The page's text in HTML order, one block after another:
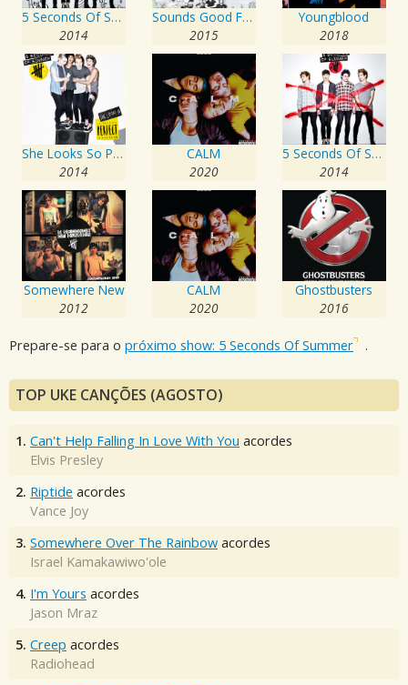
5 Seconds Of Summer
2014
Sounds Good Feels Good
2015
Youngblood
2018
She Looks So Perfect
2014
CALM
2020
5 Seconds Of Summer
2014
Somewhere New
2012
CALM
2020
Ghostbusters
2016
Prepare-se para o próximo show: 5 Seconds Of Summer .
TOP UKE CANÇÕES (AGOSTO)
1. Can't Help Falling In Love With You acordes
Elvis Presley
2. Riptide acordes
Vance Joy
3. Somewhere Over The Rainbow acordes
Israel Kamakawiwo'ole
4. I'm Yours acordes
Jason Mraz
5. Creep acordes
Radiohead